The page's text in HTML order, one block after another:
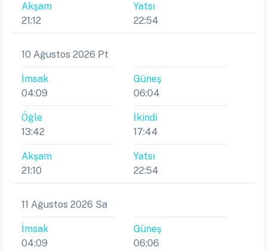
Akşam
21:12
Yatsı
22:54
10 Ağustos 2026 Pt
İmsak
04:09
Güneş
06:04
Öğle
13:42
İkindi
17:44
Akşam
21:10
Yatsı
22:54
11 Ağustos 2026 Sa
İmsak
04:09
Güneş
06:06